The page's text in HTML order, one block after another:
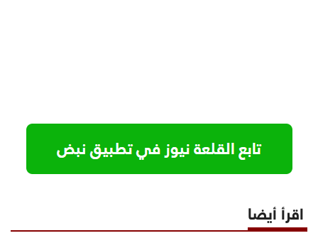
اقرأ أيضا